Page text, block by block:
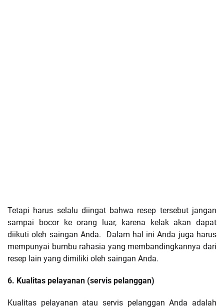
Tetapi harus selalu diingat bahwa resep tersebut jangan
sampai bocor ke orang luar, karena kelak akan dapat
diikuti oleh saingan Anda. Dalam hal ini Anda juga harus
mempunyai bumbu rahasia yang membandingkannya dari
resep lain yang dimiliki oleh saingan Anda.
6. Kualitas pelayanan (servis pelanggan)
Kualitas pelayanan atau servis pelanggan Anda adalah